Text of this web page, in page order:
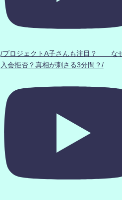
/プロジェクトA子さんも注目？ な
入会拒否？真相が刺さる3分間？/